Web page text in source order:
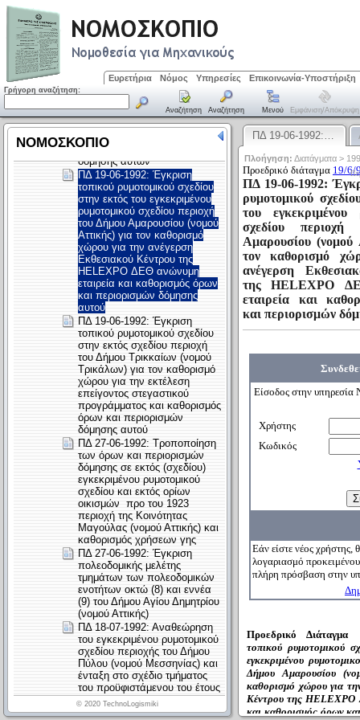
Ευρετήρια Νόμος Υπηρεσίες Επικοινωνία-Υποστήριξη
Γρήγορη αναζήτηση:
Αναζήτηση Αναζήτηση Μενού Εμφάνιση/απόκρυψη
ΠΔ 19-06-1992:…